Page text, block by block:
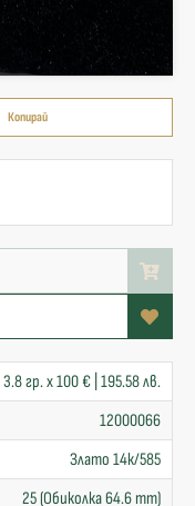
Копирай
3.8 гр. x 100 € | 195.58 лв.
12000066
Злато 14к/585
25 (Обиколка 64.6 mm)